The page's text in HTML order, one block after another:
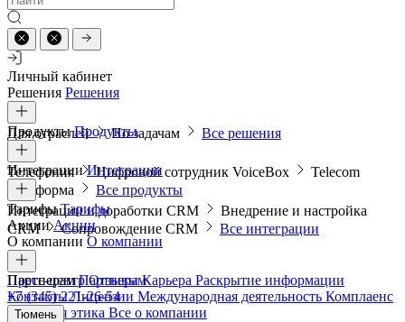
Личный кабинет
Решения Решения
Для отраслей По задачам Все решения
ПродуктыПродукты
Телефония Цифровой сотрудник VoiceBox
Telecom
платформа
Все продукты
ИнтеграцииИнтеграции
Интеграции и доработки CRM
Внедрение и настройка
CRM
Сопровождение CRM Все интеграции
ТарифыТарифы
АкцииАкции
О компании О компании
Пресс-центрОтзывыКарьера Раскрытие информации
КонтактыЛицензии Международная деятельность Комплаенс
и деловая этика Все о компании
ПартнерамПартнерам
+7 (345) 221-26-54
Тюмень